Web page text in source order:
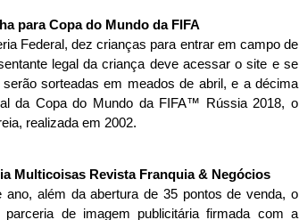
para Copa do Mundo da FIFA
Federal, dez crianças para entrar em campo de
legal da criança deve acessar o site e se
sorteadas em meados de abril, e a décima
da Copa do Mundo da FIFA™ Rússia 2018, o
realizada em 2002.
além da abertura de 35 pontos de venda, o
de imagem publicitária firmada com a